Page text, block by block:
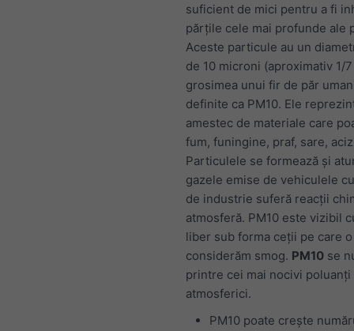
suficient de mici pentru a fi
părțile cele mai profunde ale
Aceste particule au un
de 10 microni (aproximativ 1/
grosimea unui fir de păr
definite ca PM10. Ele
amestec de materiale care
fum, funingine, praf, sare,
Particulele se formează și
gazele emise de vehiculele
de industrie suferă reacții
atmosferă. PM10 este vizibil
liber sub forma ceții pe care o
considerăm smog. PM10 se
printre cei mai nocivi poluanți
atmosferici.
PM10 poate crește